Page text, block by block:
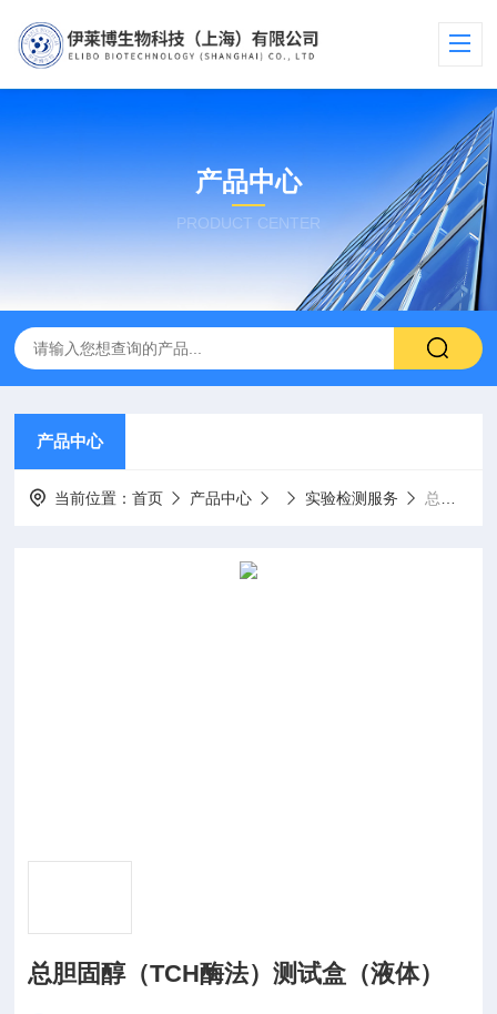
产品中心
PRODUCT CENTER
产品中心
当前位置：首页 产品中心 实验检测服务 总胆固醇（TCH酶法）测试盒（液体）
总胆固醇（TCH酶法）测试盒（液体）